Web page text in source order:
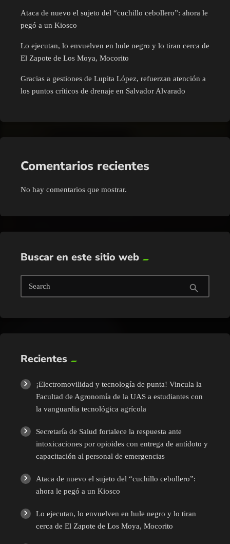
Ataca de nuevo el sujeto del “cuchillo cebollero”: ahora le
pegó a un Kiosco
Lo ejecutan, lo envuelven en hule negro y lo tiran cerca de
El Zapote de Los Moya, Mocorito
Gracias a gestiones de Lupita López, refuerzan atención a
los puntos críticos de drenaje en Salvador Alvarado
Comentarios recientes
No hay comentarios que mostrar.
Buscar en este sitio web
Search search
Recientes
¡Electromovilidad y tecnología de punta! Vincula la
Facultad de Agronomía de la UAS a estudiantes con
la vanguardia tecnológica agrícola
Secretaría de Salud fortalece la respuesta ante
intoxicaciones por opioides con entrega de antídoto y
capacitación al personal de emergencias
Ataca de nuevo el sujeto del “cuchillo cebollero”:
ahora le pegó a un Kiosco
Lo ejecutan, lo envuelven en hule negro y lo tiran
cerca de El Zapote de Los Moya, Mocorito